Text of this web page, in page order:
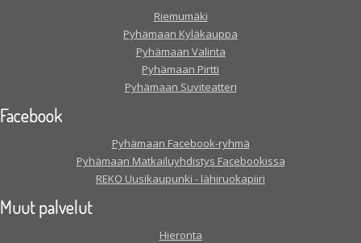
Riemumäki
Pyhämaan Kyläkauppa
Pyhämaan Valinta
Pyhämaan Pirtti
Pyhämaan Suviteatteri
Facebook
Pyhämaan Facebook-ryhmä
Pyhämaan Matkailuyhdistys Facebookissa
REKO Uusikaupunki - lähiruokapiiri
Muut palvelut
Hieronta